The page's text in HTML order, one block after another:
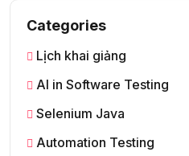
Categories
Lịch khai giảng
AI in Software Testing
Selenium Java
Automation Testing